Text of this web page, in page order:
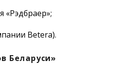
«Рэдбраер»;
Betera).
Беларуси»